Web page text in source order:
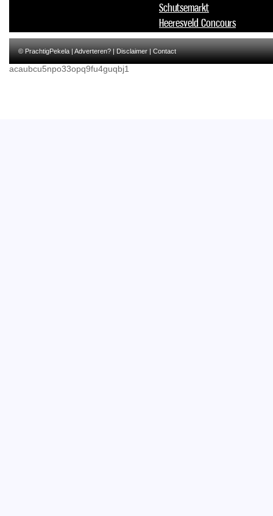
Schutsemarkt
Heeresveld Concours
© PrachtigPekela |Adverteren?|Disclaimer|Contact
acaubcu5npo33opq9fu4guqbj1